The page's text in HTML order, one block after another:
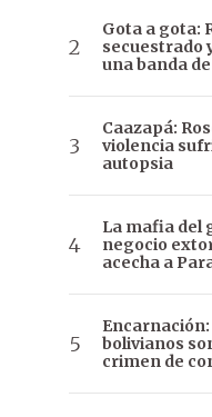
Gota a gota:
secuestrado
una banda
Caazapá:
violencia
autopsia
La mafia del
negocio
acecha a
bolivianos
crimen de